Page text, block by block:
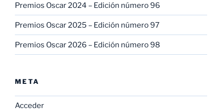
Premios Oscar 2024 – Edición número 96
Premios Oscar 2025 – Edición número 97
Premios Oscar 2026 – Edición número 98
META
Acceder